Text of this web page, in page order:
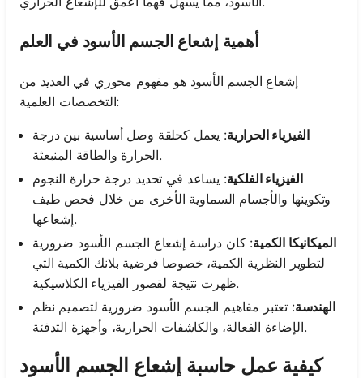
أهمية إشعاع الجسم الأسود في العلم
إشعاع الجسم الأسود هو مفهوم محوري في العديد من
التخصصات العلمية:
الفيزياء الحرارية: يعمل كحلقة وصل أساسية بين درجة
الحرارة والطاقة المنبعثة.
الفيزياء الفلكية: يساعد في تحديد درجة حرارة النجوم
وتكوينها والأجسام السماوية الأخرى من خلال فحص طيف
إشعاعها.
الميكانيكا الكمية: كان دراسة إشعاع الجسم الأسود ضرورية
لتطوير النظرية الكمية، خصوصا فرضية بلانك الكمية التي
ظهرت نتيجة لقصور الفيزياء الكلاسيكية.
الهندسة: تعتبر مفاهيم الجسم الأسود ضرورية لتصميم نظم
الإضاءة الفعالة، والكاشفات الحرارية، وأجهزة التدفئة.
كيفية عمل حاسبة إشعاع الجسم الأسود